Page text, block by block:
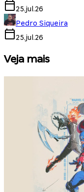
25.jul.26
Pedro Siqueira
25.jul.26
Veja mais